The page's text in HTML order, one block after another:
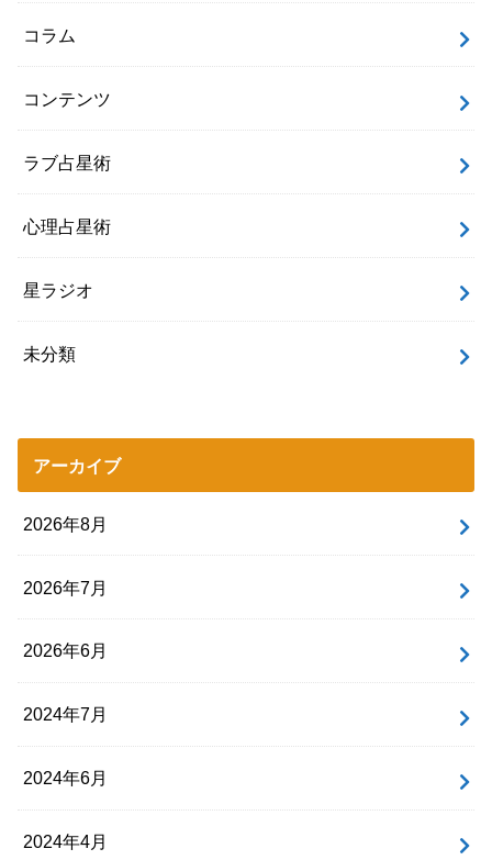
コラム
コンテンツ
ラブ占星術
心理占星術
星ラジオ
未分類
アーカイブ
2026年8月
2026年7月
2026年6月
2024年7月
2024年6月
2024年4月